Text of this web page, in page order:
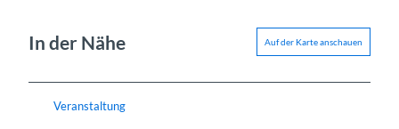
In der Nähe Auf der Karte anschauen
Veranstaltung